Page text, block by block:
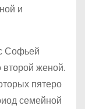
и
Софьей
второй женой.
пятеро
семейной